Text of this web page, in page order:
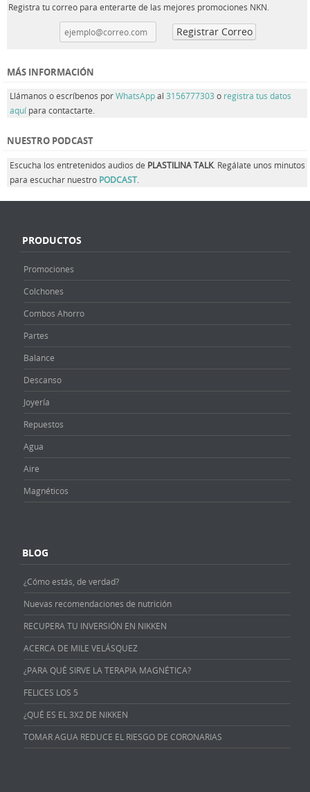
Registra tu correo para enterarte de las mejores promociones NKN.
MÁS INFORMACIÓN
Llámanos o escríbenos porWhatsAppal 3156777303 o registra tus datos
aquí para contactarte.
NUESTRO PODCAST
Escucha los entretenidos audios de PLASTILINA TALK. Regálate unos minutos
para escuchar nuestro PODCAST
PRODUCTOS
Promociones
Colchones
Combos Ahorro
Partes
Balance
Descanso
Joyería
Repuestos
Agua
Aire
Magnéticos
BLOG
¿Cómo estás, de verdad?
Nuevas recomendaciones de nutrición
RECUPERA TU INVERSIÓN EN NIKKEN
ACERCA DE MILE VELÁSQUEZ
¿PARA QUÉ SIRVE LA TERAPIA MAGNÉTICA?
FELICES LOS 5
¿QUÉ ES EL 3X2 DE NIKKEN
TOMAR AGUA REDUCE EL RIESGO DE CORONARIAS